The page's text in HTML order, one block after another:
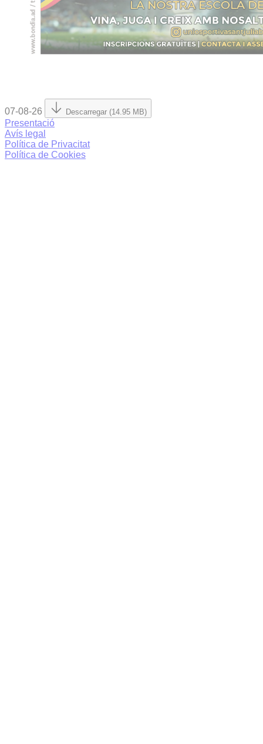
07-08-26 Descarregar (14.95 MB)
Presentació
Avís legal
Política de Privacitat
Política de Cookies